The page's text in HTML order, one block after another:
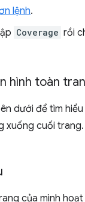
lệnh.
Coverage rồi
hình toàn
dưới để tìm
xuống cuối trang.
của mình